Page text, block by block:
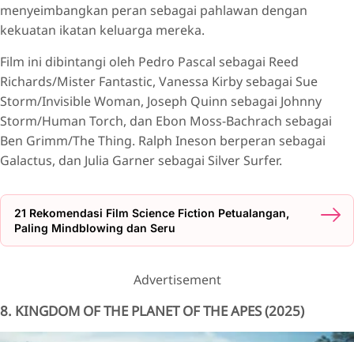
menyeimbangkan peran sebagai pahlawan dengan
kekuatan ikatan keluarga mereka.
Film ini dibintangi oleh Pedro Pascal sebagai Reed
Richards/Mister Fantastic, Vanessa Kirby sebagai Sue
Storm/Invisible Woman, Joseph Quinn sebagai Johnny
Storm/Human Torch, dan Ebon Moss-Bachrach sebagai
Ben Grimm/The Thing. Ralph Ineson berperan sebagai
Galactus, dan Julia Garner sebagai Silver Surfer.
21 Rekomendasi Film Science Fiction Petualangan,
Paling Mindblowing dan Seru
Advertisement
8. KINGDOM OF THE PLANET OF THE APES (2025)